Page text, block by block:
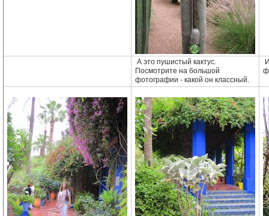
А это пушистый кактус.
Посмотрите на большой
фотографии - какой он классный.